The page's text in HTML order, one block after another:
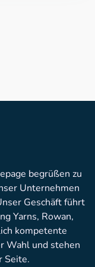
begrüßen zu
Unternehmen
Geschäft führt
Yarns, Rowan,
kompetente
Wahl und stehen
Seite.